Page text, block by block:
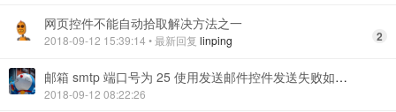
网页控件不能自动拾取解决方法之一
2018-09-12 15:39:14 • 最新回复 linping 2
邮箱 smtp 端口号为 25 使用发送邮件控件发送失败如何应对？
2018-09-12 08:22:26